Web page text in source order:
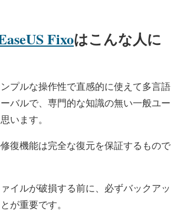
Fixoはこんな人に
プルな操作性で直感的に使えて多言語
バルで、専門的な知識の無い一般ユー
います。
復機能は完全な復元を保証するもので
イルが破損する前に、必ずバックアッ
が重要です。